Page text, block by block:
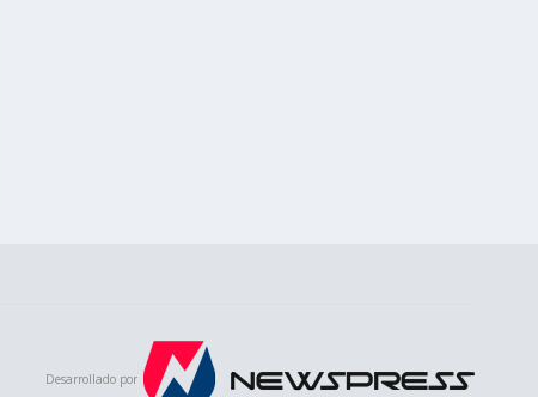
Desarrollado por